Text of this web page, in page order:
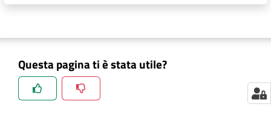
Questa pagina ti è stata utile?